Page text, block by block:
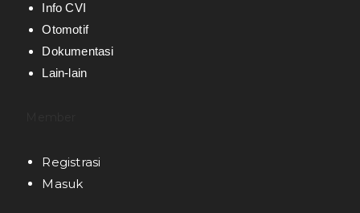
Info CVI
Otomotif
Dokumentasi
Lain-lain
Registrasi
Masuk